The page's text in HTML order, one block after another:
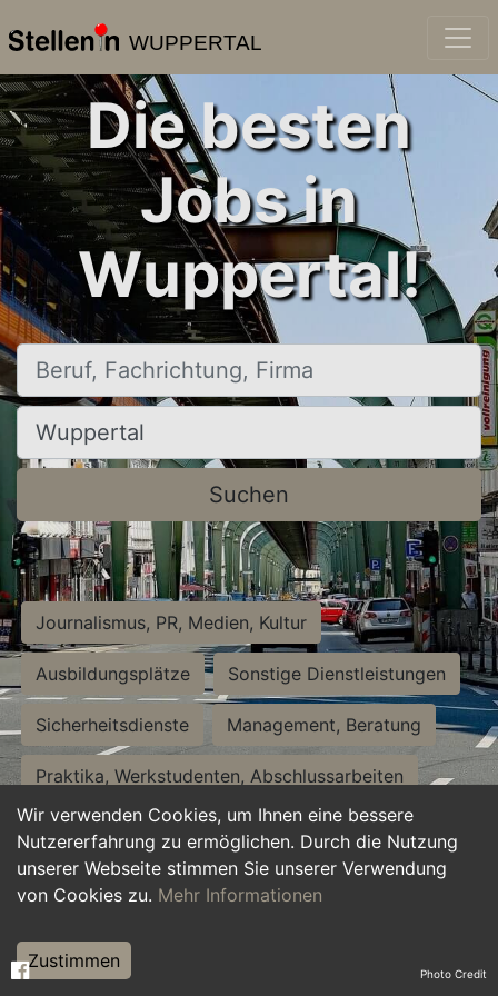
WUPPERTAL
Wir verwenden Cookies, um Ihnen eine bessere
Nutzererfahrung zu ermöglichen. Durch die Nutzung
unserer Webseite stimmen Sie unserer Verwendung
von Cookies zu. Mehr Informationen
Zustimmen
Die besten
Jobs in
Wuppertal!
Beruf, Fachrichtung, Firma
Ort, Stadt
Suchen
Journalismus, PR, Medien, Kultur
Ausbildungsplätze Sonstige Dienstleistungen
Sicherheitsdienste Management, Beratung
Praktika, Werkstudenten, Abschlussarbeiten
Personalwesen Assistenz, Sekretariat
Hilfskräfte, Aushilfs- und Nebenjobs
Weiterbildung, Studium, duale Ausbildung Photo Credit